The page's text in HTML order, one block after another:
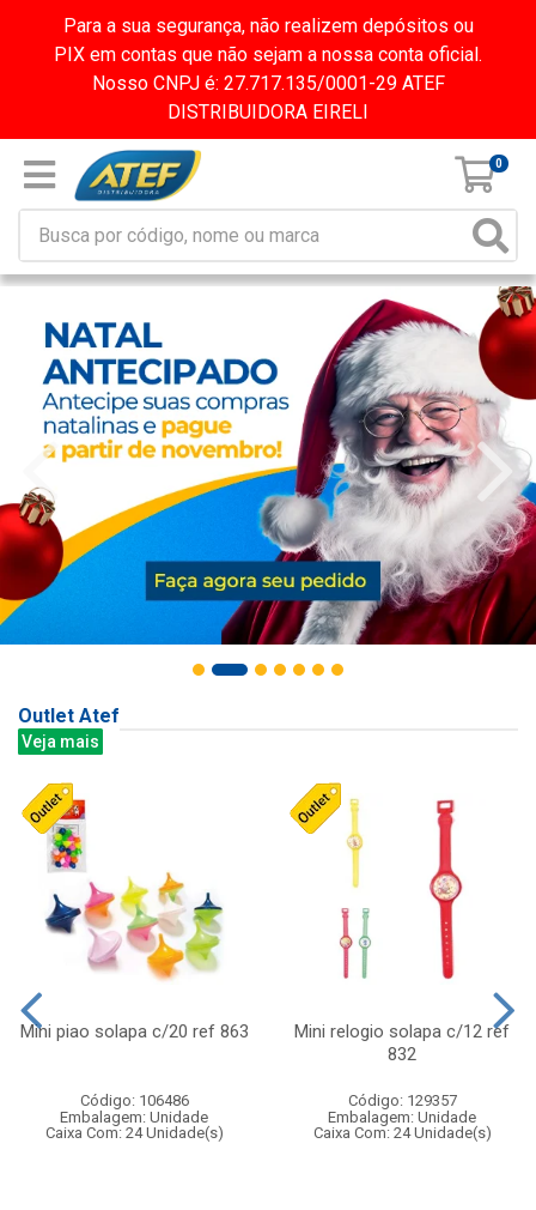
Para a sua segurança, não realizem depósitos ou
PIX em contas que não sejam a nossa conta oficial.
Nosso CNPJ é: 27.717.135/0001-29 ATEF
DISTRIBUIDORA EIRELI
0
Outlet Atef
Veja mais
Mini piao solapa c/20 ref 863
Código: 106486
Embalagem: Unidade
Caixa Com: 24 Unidade(s)
Mini relogio solapa c/12 ref
832
Código: 129357
Embalagem: Unidade
Caixa Com: 24 Unidade(s)